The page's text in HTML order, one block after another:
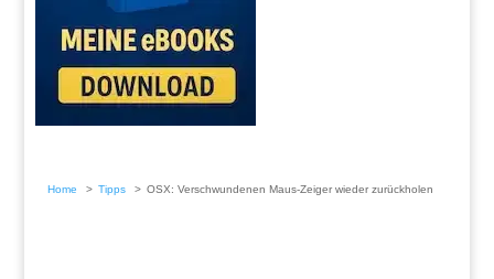
Home Tipps OSX: Verschwundenen Maus-Zeiger wieder zurückholen